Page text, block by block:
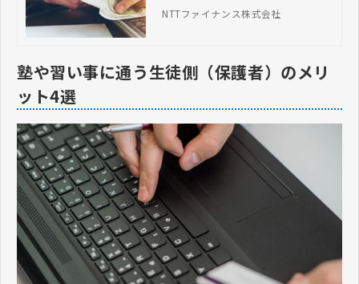
振替代行サービスの仕組み選定ポイン
NTTファイナンス株式会社
塾や習い事に通う生徒側（保護者）のメリ
ット4選